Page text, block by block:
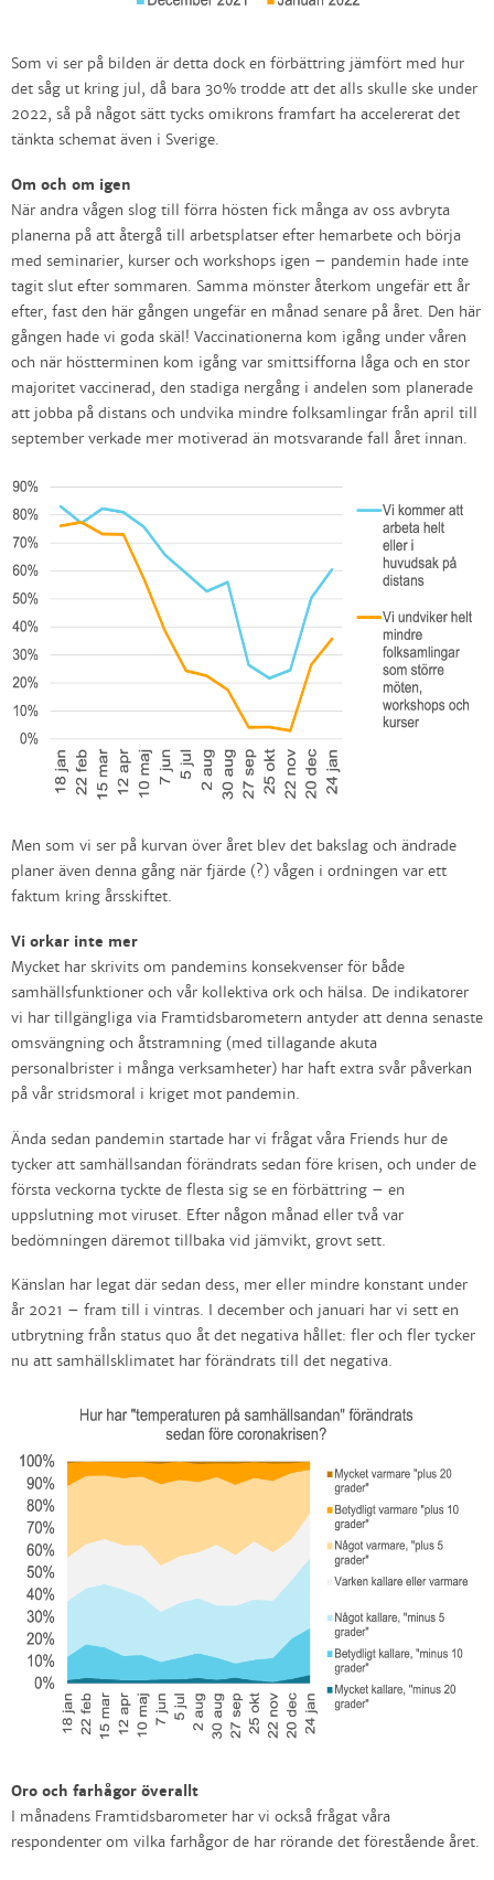
Som vi ser på bilden är detta dock en förbättring jämfört med hur
det såg ut kring jul, då bara 30% trodde att det alls skulle ske under
2022, så på något sätt tycks omikrons framfart ha accelererat det
tänkta schemat även i Sverige.
Om och om igen
När andra vågen slog till förra hösten fick många av oss avbryta
planerna på att återgå till arbetsplatser efter hemarbete och börja
med seminarier, kurser och workshops igen – pandemin hade inte
tagit slut efter sommaren. Samma mönster återkom ungefär ett år
efter, fast den här gången ungefär en månad senare på året. Den här
gången hade vi goda skäl! Vaccinationerna kom igång under våren
och när höstterminen kom igång var smittsifforna låga och en stor
majoritet vaccinerad, den stadiga nergång i andelen som planerade
att jobba på distans och undvika mindre folksamlingar från april till
september verkade mer motiverad än motsvarande fall året innan.
Men som vi ser på kurvan över året blev det bakslag och ändrade
planer även denna gång när fjärde (?) vågen i ordningen var ett
faktum kring årsskiftet.
Vi orkar inte mer
Mycket har skrivits om pandemins konsekvenser för både
samhällsfunktioner och vår kollektiva ork och hälsa. De indikatorer
vi har tillgängliga via Framtidsbarometern antyder att denna senaste
omsvängning och åtstramning (med tillagande akuta
personalbrister i många verksamheter) har haft extra svår påverkan
på vår stridsmoral i kriget mot pandemin.
Ända sedan pandemin startade har vi frågat våra Friends hur de
tycker att samhällsandan förändrats sedan före krisen, och under de
första veckorna tyckte de flesta sig se en förbättring – en
uppslutning mot viruset. Efter någon månad eller två var
bedömningen däremot tillbaka vid jämvikt, grovt sett.
Känslan har legat där sedan dess, mer eller mindre konstant under
år 2021 – fram till i vintras. I december och januari har vi sett en
utbrytning från status quo åt det negativa hållet: fler och fler tycker
nu att samhällsklimatet har förändrats till det negativa.
Oro och farhågor överallt
I månadens Framtidsbarometer har vi också frågat våra
respondenter om vilka farhågor de har rörande det förestående året.